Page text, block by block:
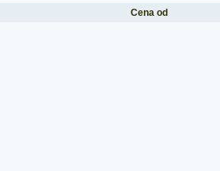
Cena od